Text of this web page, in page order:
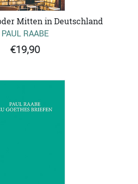
Mitten in Deutschland
PAUL RAABE
€19,90